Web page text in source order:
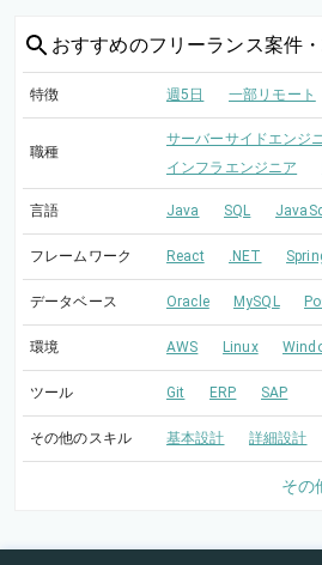
おすすめのフリーランス案件
特徴 週5日 一部リモート
職種
サーバーサイドエンジ
インフラエンジニア
言語 Java SQL
フレームワーク React .NET
データベース Oracle MySQL
環境 AWS Linux
ツール Git ERP SAP
その他のスキル 基本設計 詳細設計
その